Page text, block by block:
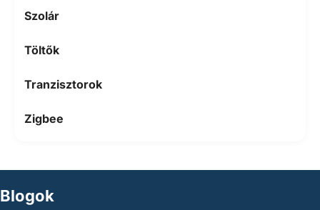
Szolár
Töltők
Tranzisztorok
Zigbee
Blogok